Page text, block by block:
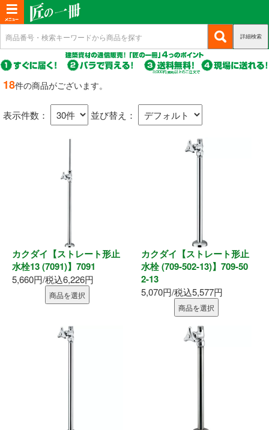
T
o
g
g
l
n
n
新規会員登録(c
u
r
e
t)
ログイン
(c
r
r
e
n
u
r
商品カテゴリから選ぶ
機械打 釘・ビス
釘・ねじ
詳細検索
18件の商品がございます。
表示件数： 並び替え：
カクダイ【ストレート形止
水栓13 (7091)】7091
5,660円/税込6,226円
商品を選択
カクダイ【ストレート形止
水栓 (709-502-13)】709-50
2-13
5,070円/税込5,577円
商品を選択